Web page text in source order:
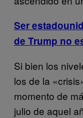
Ser
de Trump no
Si bien los
los de la
momento de
julio de aquel